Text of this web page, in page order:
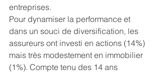
entreprises.
Pour dynamiser la performance et
dans un souci de diversification, les
assureurs ont investi en actions (14%)
mais très modestement en immobilier
(1%). Compte tenu des 14 ans